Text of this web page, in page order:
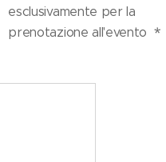
esclusivamente per la
prenotazione all'evento